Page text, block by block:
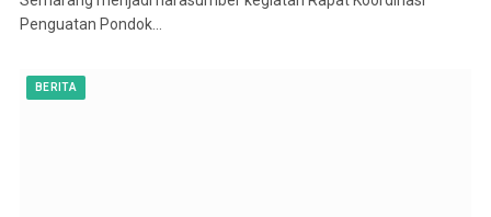
Penguatan Pondok…
BERITA